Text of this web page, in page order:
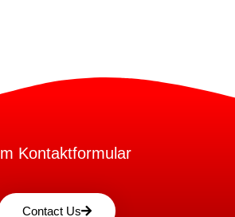
Kontaktformular
Contact Us